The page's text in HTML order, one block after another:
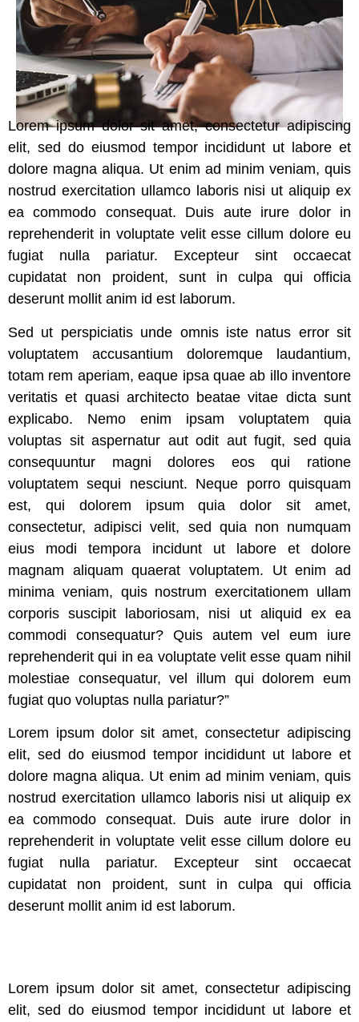
Lorem ipsum dolor sit amet, consectetur adipiscing
elit, sed do eiusmod tempor incididunt ut labore et
dolore magna aliqua. Ut enim ad minim veniam, quis
nostrud exercitation ullamco laboris nisi ut aliquip ex
ea commodo consequat. Duis aute irure dolor in
reprehenderit in voluptate velit esse cillum dolore eu
fugiat nulla pariatur. Excepteur sint occaecat
cupidatat non proident, sunt in culpa qui officia
deserunt mollit anim id est laborum.
Sed ut perspiciatis unde omnis iste natus error sit
voluptatem accusantium doloremque laudantium,
totam rem aperiam, eaque ipsa quae ab illo inventore
veritatis et quasi architecto beatae vitae dicta sunt
explicabo. Nemo enim ipsam voluptatem quia
voluptas sit aspernatur aut odit aut fugit, sed quia
consequuntur magni dolores eos qui ratione
voluptatem sequi nesciunt. Neque porro quisquam
est, qui dolorem ipsum quia dolor sit amet,
consectetur, adipisci velit, sed quia non numquam
eius modi tempora incidunt ut labore et dolore
magnam aliquam quaerat voluptatem. Ut enim ad
minima veniam, quis nostrum exercitationem ullam
corporis suscipit laboriosam, nisi ut aliquid ex ea
commodi consequatur? Quis autem vel eum iure
reprehenderit qui in ea voluptate velit esse quam nihil
molestiae consequatur, vel illum qui dolorem eum
fugiat quo voluptas nulla pariatur?”
Lorem ipsum dolor sit amet, consectetur adipiscing
elit, sed do eiusmod tempor incididunt ut labore et
dolore magna aliqua. Ut enim ad minim veniam, quis
nostrud exercitation ullamco laboris nisi ut aliquip ex
ea commodo consequat. Duis aute irure dolor in
reprehenderit in voluptate velit esse cillum dolore eu
fugiat nulla pariatur. Excepteur sint occaecat
cupidatat non proident, sunt in culpa qui officia
deserunt mollit anim id est laborum.
Lorem ipsum dolor sit amet, consectetur adipiscing
elit, sed do eiusmod tempor incididunt ut labore et